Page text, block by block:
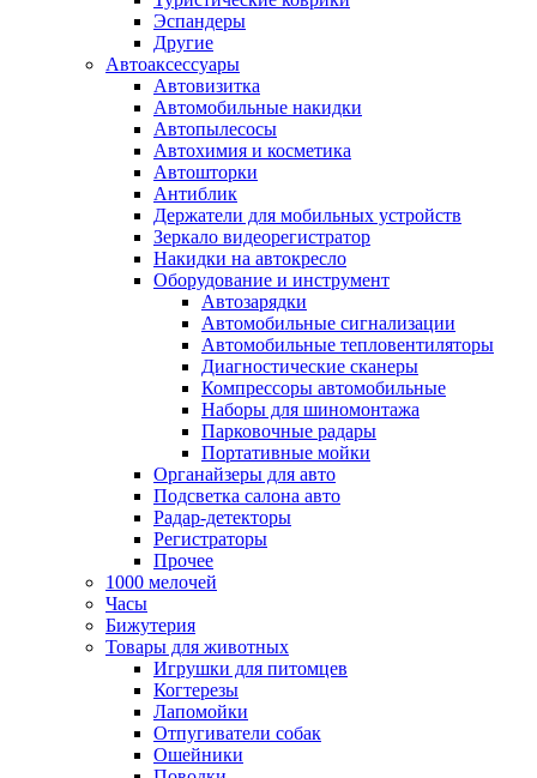
Эспандеры
Другие
Автоаксессуары
Автовизитка
Автомобильные накидки
Автопылесосы
Автохимия и косметика
Автошторки
Антиблик
Держатели для мобильных устройств
Зеркало видеорегистратор
Накидки на автокресло
Оборудование и инструмент
Автозарядки
Автомобильные сигнализации
Автомобильные тепловентиляторы
Диагностические сканеры
Компрессоры автомобильные
Наборы для шиномонтажа
Парковочные радары
Портативные мойки
Органайзеры для авто
Подсветка салона авто
Радар-детекторы
Регистраторы
Прочее
1000 мелочей
Часы
Бижутерия
Товары для животных
Игрушки для питомцев
Когтерезы
Лапомойки
Отпугиватели собак
Ошейники